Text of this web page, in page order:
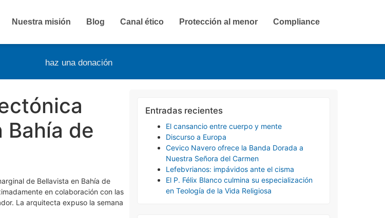
haz una donación
Nuestra misión Blog Canal ético Protección al menor Compliance
Bahía de
de Bellavista en Bahía de
en colaboración con las
La arquitecta expuso la semana
Entradas recientes
El cansancio entre cuerpo y mente
Discurso a Europa
Cevico Navero ofrece la Banda Dorada a
Nuestra Señora del Carmen
Lefebvrianos: impávidos ante el cisma
El P. Félix Blanco culmina su especialización
en Teología de la Vida Religiosa